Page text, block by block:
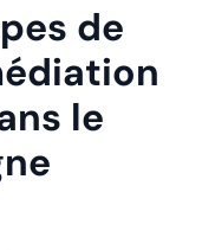
de
le